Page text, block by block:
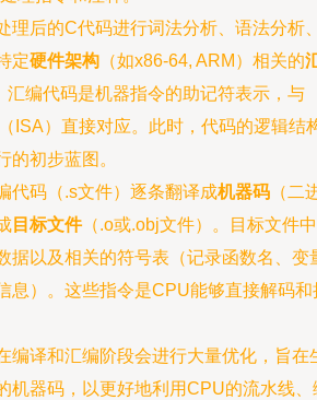
理后的C代码进行词法分析、语法分析
定硬件架构 （如x86-64, ARM）相关的
汇编代码是机器指令的助记符表示，与
ISA）直接对应。此时，代码的逻辑结
的初步蓝图。
代码（.s文件）逐条翻译成机器码 （二
目标文件（.o或.obj文件）。目标文件中
据以及相关的符号表（记录函数名、变
息）。这些指令是CPU能够直接解码和
编译和汇编阶段会进行大量优化，旨在
机器码，以更好地利用CPU的流水线、